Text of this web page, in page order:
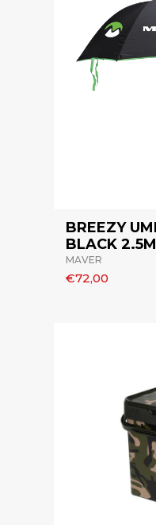
BREEZY
BLACK 2.5M
MAVER
€72,00